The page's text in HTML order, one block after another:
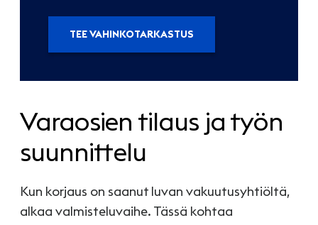
TEE VAHINKOTARKASTUS
Varaosien tilaus ja työn
suunnittelu
Kun korjaus on saanut luvan vakuutusyhtiöltä,
alkaa valmisteluvaihe. Tässä kohtaa